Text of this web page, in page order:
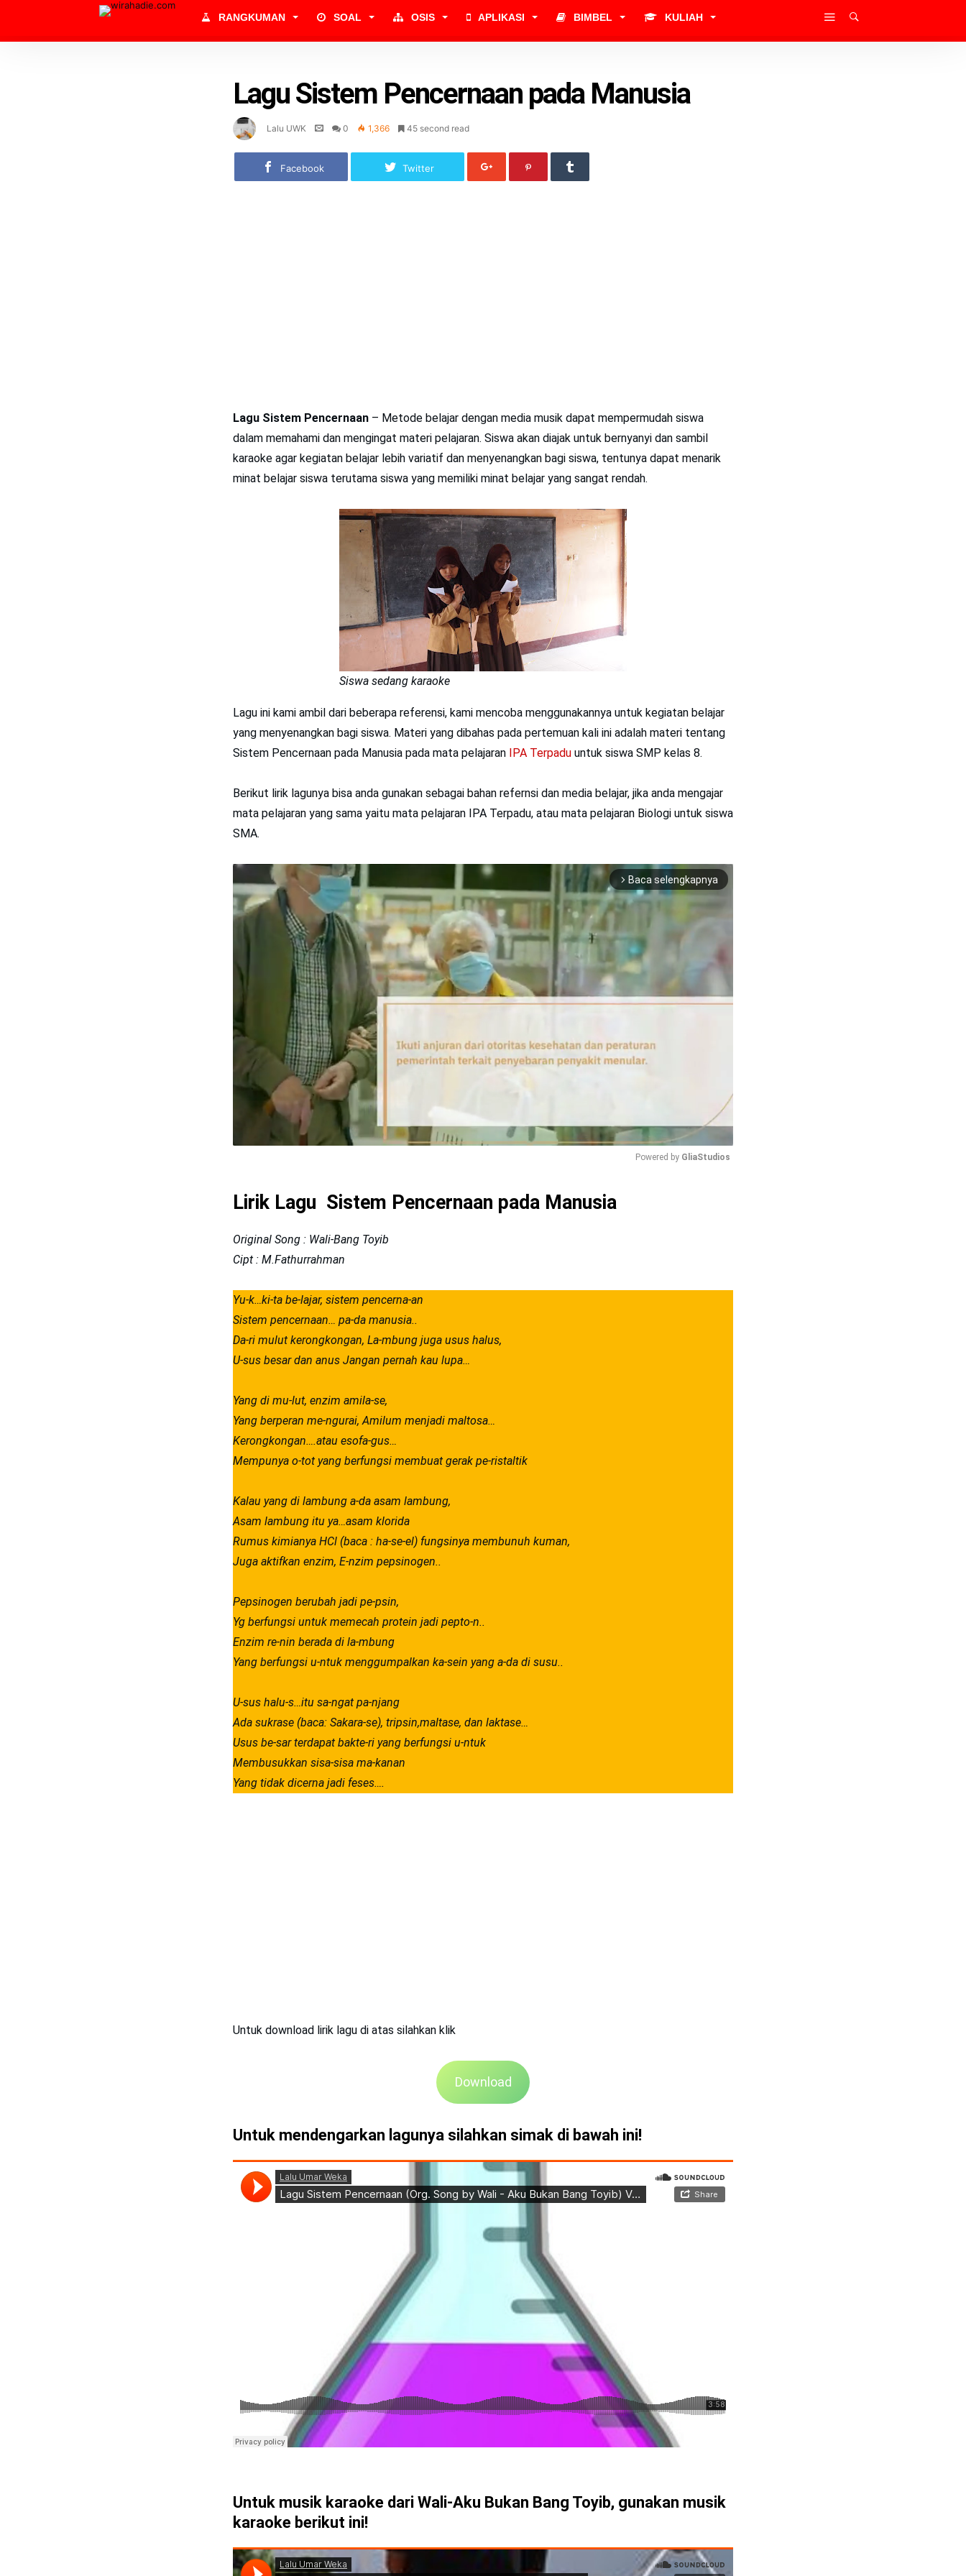
RANGKUMAN SOAL OSIS APLIKASI BIMBEL KULIAH
Lagu Sistem Pencernaan pada Manusia
Lalu UWK 0 1,366 45 second read
Facebook Twitter
Lagu Sistem Pencernaan – Metode belajar dengan media musik dapat mempermudah siswa
dalam memahami dan mengingat materi pelajaran. Siswa akan diajak untuk bernyanyi dan sambil
karaoke agar kegiatan belajar lebih variatif dan menyenangkan bagi siswa, tentunya dapat menarik
minat belajar siswa terutama siswa yang memiliki minat belajar yang sangat rendah.
Siswa sedang karaoke
Lagu ini kami ambil dari beberapa referensi, kami mencoba menggunakannya untuk kegiatan belajar
yang menyenangkan bagi siswa. Materi yang dibahas pada pertemuan kali ini adalah materi tentang
Sistem Pencernaan pada Manusia pada mata pelajaran IPA Terpadu untuk siswa SMP kelas 8.
Berikut lirik lagunya bisa anda gunakan sebagai bahan refernsi dan media belajar, jika anda mengajar
mata pelajaran yang sama yaitu mata pelajaran IPA Terpadu, atau mata pelajaran Biologi untuk siswa
SMA.
arrow_forward_ios Baca selengkapnya
Powered by GliaStudios
Lirik Lagu Sistem Pencernaan pada Manusia
Original Song : Wali-Bang Toyib
Cipt : M.Fathurrahman
Yu-k…ki-ta be-lajar, sistem pencerna-an
Sistem pencernaan… pa-da manusia..
Da-ri mulut kerongkongan, La-mbung juga usus halus,
U-sus besar dan anus Jangan pernah kau lupa…
Yang di mu-lut, enzim amila-se,
Yang berperan me-ngurai, Amilum menjadi maltosa…
Kerongkongan….atau esofa-gus…
Mempunya o-tot yang berfungsi membuat gerak pe-ristaltik
Kalau yang di lambung a-da asam lambung,
Asam lambung itu ya…asam klorida
Rumus kimianya HCl (baca : ha-se-el) fungsinya membunuh kuman,
Juga aktifkan enzim, E-nzim pepsinogen..
Pepsinogen berubah jadi pe-psin,
Yg berfungsi untuk memecah protein jadi pepto-n..
Enzim re-nin berada di la-mbung
Yang berfungsi u-ntuk menggumpalkan ka-sein yang a-da di susu..
U-sus halu-s…itu sa-ngat pa-njang
Ada sukrase (baca: Sakara-se), tripsin,maltase, dan laktase…
Usus be-sar terdapat bakte-ri yang berfungsi u-ntuk
Membusukkan sisa-sisa ma-kanan
Yang tidak dicerna jadi feses….
Untuk download lirik lagu di atas silahkan klik
Download
Untuk mendengarkan lagunya silahkan simak di bawah ini!
Untuk musik karaoke dari Wali-Aku Bukan Bang Toyib, gunakan musik
karaoke berikut ini!